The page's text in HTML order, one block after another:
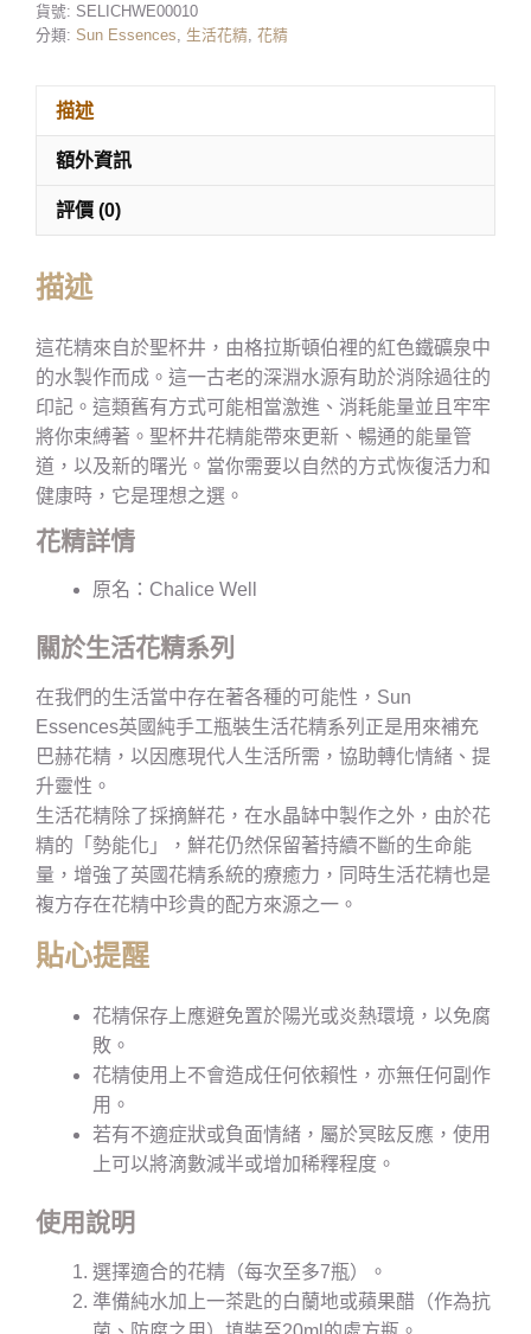
貨號: SELICHWE00010
分類: Sun Essences 生活花精 花精
描述
額外資訊
評價 (0)
描述
這花精來自於聖杯井，由格拉斯頓伯裡的紅色鐵礦泉中
的水製作而成。這一古老的深淵水源有助於消除過往的
印記。這類舊有方式可能相當激進、消耗能量並且牢牢
將你束縛著。聖杯井花精能帶來更新、暢通的能量管
道，以及新的曙光。當你需要以自然的方式恢復活力和
健康時，它是理想之選。
花精詳情
原名：Chalice Well
關於生活花精系列
在我們的生活當中存在著各種的可能性，Sun
Essences英國純手工瓶裝生活花精系列正是用來補充
巴赫花精，以因應現代人生活所需，協助轉化情緒、提
升靈性。
生活花精除了採摘鮮花，在水晶缽中製作之外，由於花
精的「勢能化」，鮮花仍然保留著持續不斷的生命能
量，增強了英國花精系統的療癒力，同時生活花精也是
複方存在花精中珍貴的配方來源之一。
貼心提醒
花精保存上應避免置於陽光或炎熱環境，以免腐
敗。
花精使用上不會造成任何依賴性，亦無任何副作
用。
若有不適症狀或負面情緒，屬於冥眩反應，使用
上可以將滴數減半或增加稀釋程度。
使用說明
選擇適合的花精（每次至多7瓶）。
準備純水加上一茶匙的白蘭地或蘋果醋（作為抗